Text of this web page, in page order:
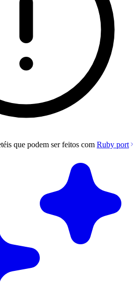
que podem ser feitos com Ruby port